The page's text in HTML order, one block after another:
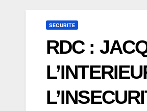
SECURITE
RDC :